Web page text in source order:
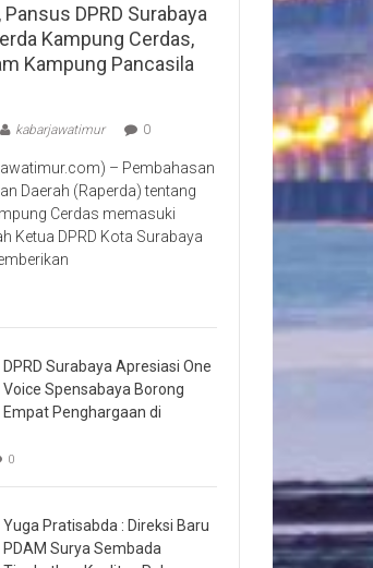
DPRD Surabaya
Kampung Cerdas,
Kampung Pancasila
kabarjawatimur 0
– Pembahasan
Daerah (Raperda) tentang
Cerdas memasuki
Ketua DPRD Kota Surabaya
DPRD Surabaya Apresiasi One
Voice Spensabaya Borong
Empat Penghargaan di
0
Yuga Pratisabda : Direksi Baru
PDAM Surya Sembada